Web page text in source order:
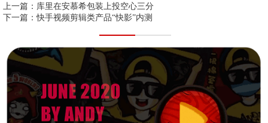
上一篇： 库里在安慕希包装上投空心三分
下一篇：快手视频剪辑类产品“快影”内测